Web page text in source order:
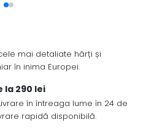
mai detaliate hărți și
în inima Europei.
290 lei
în întreaga lume în 24 de
rapidă disponibilă.